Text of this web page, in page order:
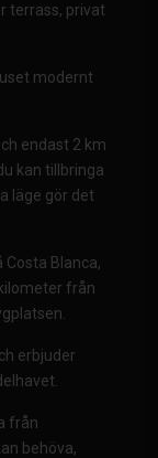
terrass, privat
modernt
endast 2 km
kan tillbringa
läge gör det
Costa Blanca,
från
erbjuder
från
behöva,